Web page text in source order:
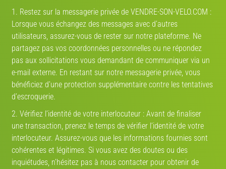
PARTENAIRE-DE-VELO.COM
ICI VOS PRÉFÉRENCES NE REGARDENT QUE VOUS !
CRÉEZ VOTRE PROFIL
Annonces qui pourraient vous intéresser
1. Restez sur la messagerie privée de VENDRE-SON-VELO.COM :
Lorsque vous échangez des messages avec d’autres
utilisateurs, assurez-vous de rester sur notre plateforme. Ne
partagez pas vos coordonnées personnelles ou ne répondez
pas aux sollicitations vous demandant de communiquer via un
e-mail externe. En restant sur notre messagerie privée, vous
bénéficiez d’une protection supplémentaire contre les tentatives
d’escroquerie.
2. Vérifiez l’identité de votre interlocuteur : Avant de finaliser
une transaction, prenez le temps de vérifier l’identité de votre
interlocuteur. Assurez-vous que les informations fournies sont
cohérentes et légitimes. Si vous avez des doutes ou des
inquiétudes, n’hésitez pas à nous contacter pour obtenir de